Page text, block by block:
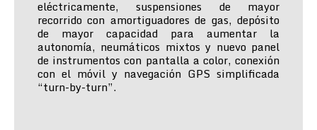
eléctricamente, suspensiones de mayor
recorrido con amortiguadores de gas, depósito
de mayor capacidad para aumentar la
autonomía, neumáticos mixtos y nuevo panel
de instrumentos con pantalla a color, conexión
con el móvil y navegación GPS simplificada
“turn-by-turn”.